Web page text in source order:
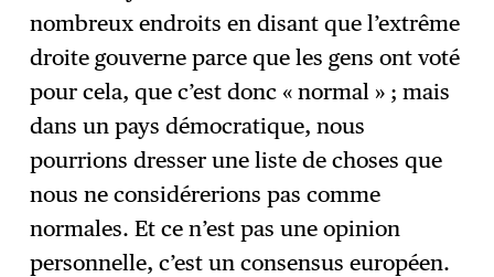
nombreux endroits en disant que l’extrême
droite gouverne parce que les gens ont voté
pour cela, que c’est donc « normal » ; mais
dans un pays démocratique, nous
pourrions dresser une liste de choses que
nous ne considérerions pas comme
normales. Et ce n’est pas une opinion
personnelle, c’est un consensus européen.